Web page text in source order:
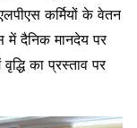
कर्मियों के वेतन
में दैनिक मानदेय पर
का प्रस्ताव पर